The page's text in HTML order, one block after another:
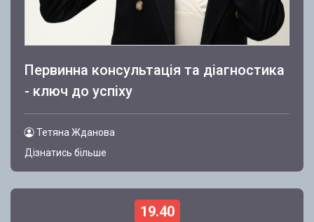
Первинна консультація та діагностика
- ключ до успіху
Тетяна Жданова
Дізнатись більше
19.40